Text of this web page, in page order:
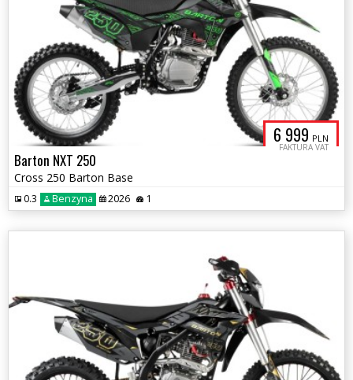
6 999 PLN
FAKTURA VAT
Barton NXT 250
Cross 250 Barton Base
0.3 Benzyna 2026 1